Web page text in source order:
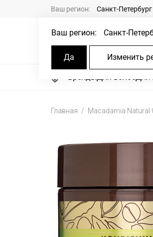
Ваш регион: Санкт-
Ваш регион: Санкт-
Да Изменить
БрендыДля волосДля
Главная Macadamia Natural